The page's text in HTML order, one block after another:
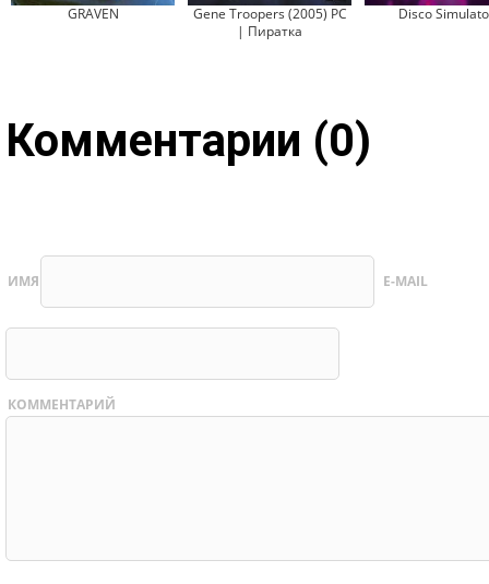
GRAVEN
Gene Troopers (2005) PC
| Пиратка
Disco
Комментарии (0)
ИМЯ E-MAIL
КОММЕНТАРИЙ